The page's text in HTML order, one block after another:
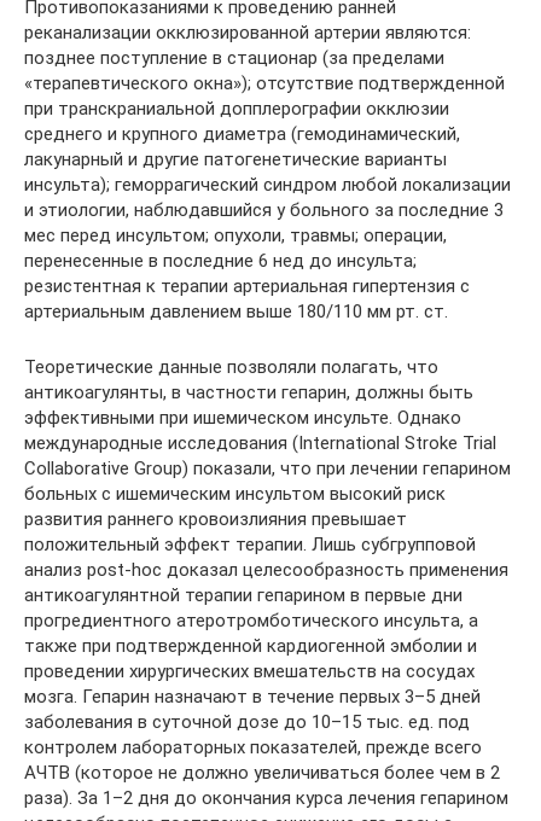
Противопоказаниями к проведению ранней
реканализации окклюзированной артерии являются:
позднее поступление в стационар (за пределами
«терапевтического окна»); отсутствие подтвержденной
при транскраниальной допплерографии окклюзии
среднего и крупного диаметра (гемодинамический,
лакунарный и другие патогенетические варианты
инсульта); геморрагический синдром любой локализации
и этиологии, наблюдавшийся у больного за последние 3
мес перед инсультом; опухоли, травмы; операции,
перенесенные в последние 6 нед до инсульта;
резистентная к терапии артериальная гипертензия с
артериальным давлением выше 180/110 мм рт. ст.
Теоретические данные позволяли полагать, что
антикоагулянты, в частности гепарин, должны быть
эффективными при ишемическом инсульте. Однако
международные исследования (International Stroke Trial
Collaborative Group) показали, что при лечении гепарином
больных с ишемическим инсультом высокий риск
развития раннего кровоизлияния превышает
положительный эффект терапии. Лишь субгрупповой
анализ post-hoc доказал целесообразность применения
антикоагулянтной терапии гепарином в первые дни
прогредиентного атеротромботического инсульта, а
также при подтвержденной кардиогенной эмболии и
проведении хирургических вмешательств на сосудах
мозга. Гепарин назначают в течение первых 3–5 дней
заболевания в суточной дозе до 10–15 тыс. ед. под
контролем лабораторных показателей, прежде всего
АЧТВ (которое не должно увеличиваться более чем в 2
раза). За 1–2 дня до окончания курса лечения гепарином